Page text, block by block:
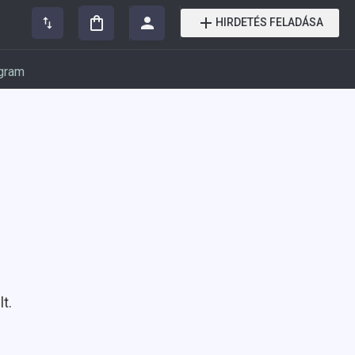
HIRDETÉS FELADÁSA